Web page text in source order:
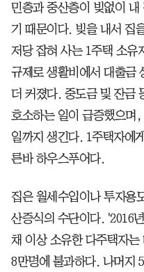
민층과 중산층이 빚없이 내
기 때문이다. 빚을 내서 집
저당 잡혀 사는 1주택 소유
규제로 생활비에서 대출금
더 커졌다. 중도금 및 잔금
호소하는 일이 급증했으며
일까지 생긴다. 1주택자에
른바 하우스푸어다.
집은 월세수입이나 투자용
산증식의 수단이다. '2016
채 이상 소유한 다주택자는
8만명에 불과하다. 나머지